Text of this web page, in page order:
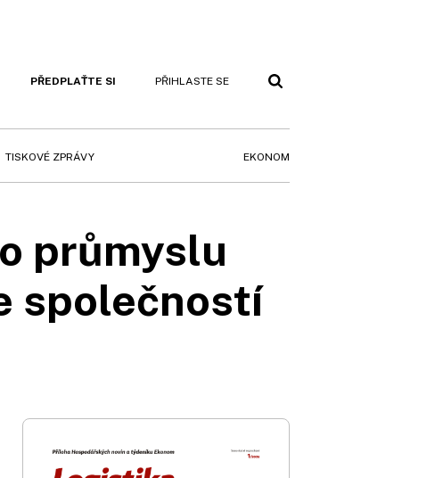
PŘEDPLAŤTE SI PŘIHLASTE SE
TISKOVÉ ZPRÁVY EKONOM
průmyslu
společností